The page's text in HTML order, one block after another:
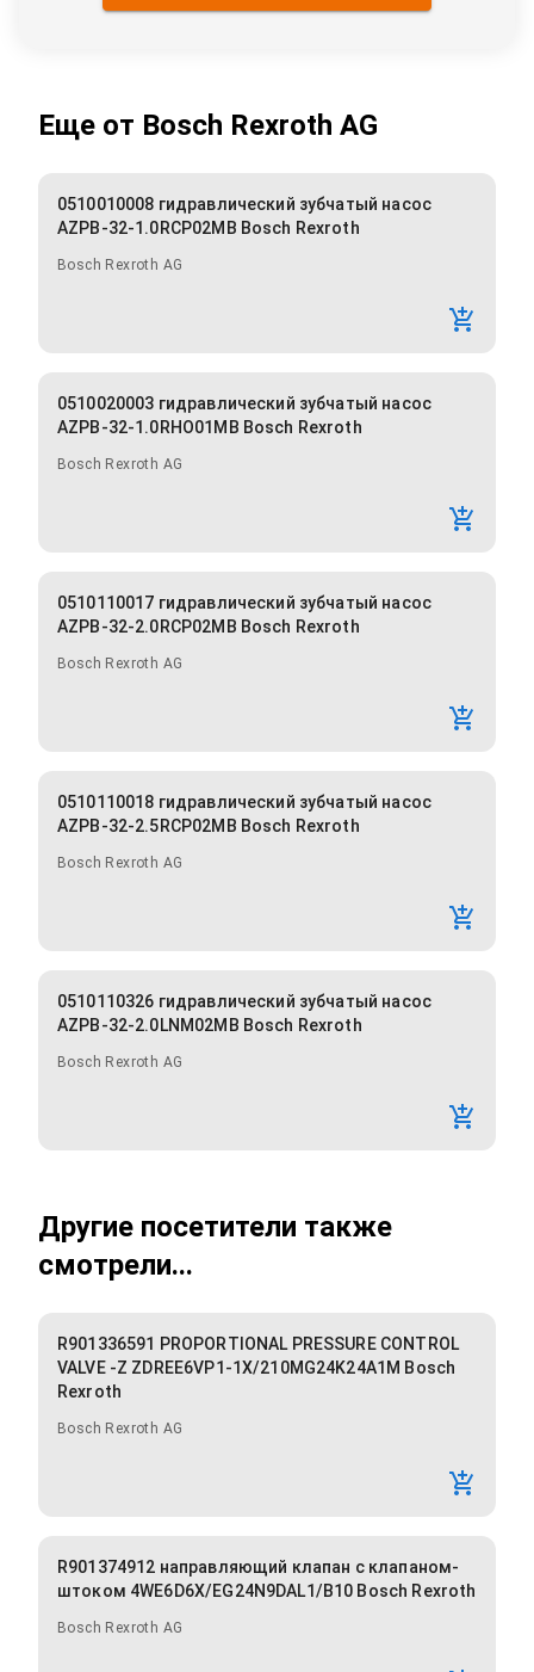
Еще от Bosch Rexroth AG
0510010008 гидравлический зубчатый насос
AZPB-32-1.0RCP02MB Bosch Rexroth
Bosch Rexroth AG
0510020003 гидравлический зубчатый насос
AZPB-32-1.0RHO01MB Bosch Rexroth
Bosch Rexroth AG
0510110017 гидравлический зубчатый насос
AZPB-32-2.0RCP02MB Bosch Rexroth
Bosch Rexroth AG
0510110018 гидравлический зубчатый насос
AZPB-32-2.5RCP02MB Bosch Rexroth
Bosch Rexroth AG
0510110326 гидравлический зубчатый насос
AZPB-32-2.0LNM02MB Bosch Rexroth
Bosch Rexroth AG
Другие посетители также
смотрели...
R901336591 PROPORTIONAL PRESSURE CONTROL
VALVE -Z ZDREE6VP1-1X/210MG24K24A1M Bosch
Rexroth
Bosch Rexroth AG
R901374912 направляющий клапан с клапаном-
штоком 4WE6D6X/EG24N9DAL1/B10 Bosch Rexroth
Bosch Rexroth AG